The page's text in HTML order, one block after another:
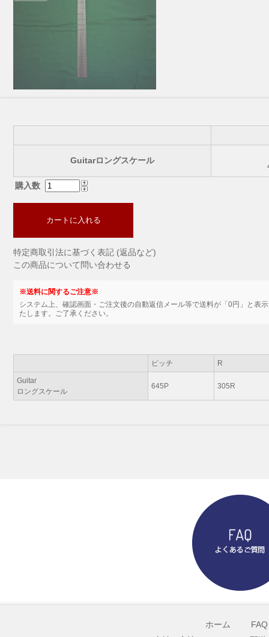
Guitarロングスケール
購入数
カートに入れる
特定商取引法に基づく表記 (返品など)
この商品について問い合わせる
※送料に関するご注意※
システム上、確認画面・ご注文後の自動返信メール等で送料が「0円」と表
たします。ご了承ください。
ピッチ R
Guitar
ロングスケール
645P 305R
ホーム
FAQ